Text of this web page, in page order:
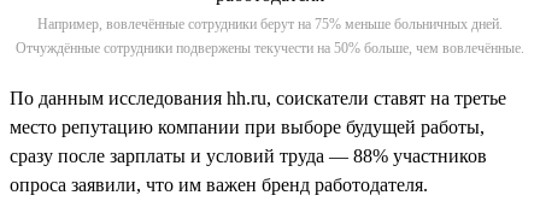
Например, вовлечённые сотрудники берут на 75% меньше больничных дней.
Отчуждённые сотрудники подвержены текучести на 50% больше, чем вовлечённые.
По данным исследования hh.ru, соискатели ставят на третье
место репутацию компании при выборе будущей работы,
сразу после зарплаты и условий труда — 88% участников
опроса заявили, что им важен бренд работодателя.